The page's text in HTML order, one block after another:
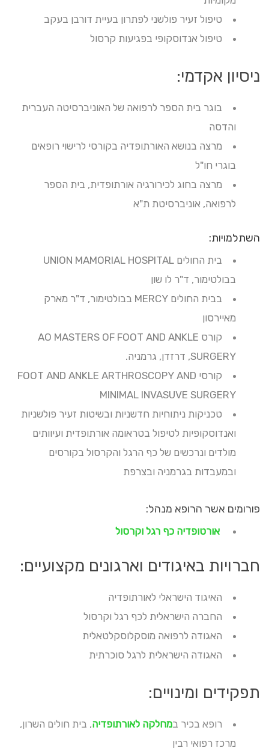
טיפול זעיר פולשני לפתרון בעיית דורבן בעקב
טיפול אנדוסקופי בפגיעות קרסול
ניסיון אקדמי:
בוגר בית הספר לרפואה של האוניברסיטה העברית
והדסה
מרצה בנושא האורתופדיה בקורסי לרישוי רופאים
בוגרי חו"ל
מרצה בחוג לכירורגיה אורתופדית, בית הספר
לרפואה, אוניברסיטת ת"א
השתלמויות:
בית החולים UNION MAMORIAL HOSPITAL
בבולטימור, ד"ר לו שון
בבית החולים MERCY בבולטימור, ד"ר מארק
מאיירסון
קורס AO MASTERS OF FOOT AND ANKLE
SURGERY, דרזדן, גרמניה.
קורסי FOOT AND ANKLE ARTHROSCOPY AND
MINIMAL INVASUVE SURGERY
טכניקות ניתוחיות חדשניות ובשיטות זעיר פולשניות
ואנדוסקופיות לטיפול בטראומה אורתופדית ועיוותים
מולדים ונרכשים של כף הרגל והקרסול בקורסים
ובמעבדות בגרמניה ובצרפת
פורומים אשר הרופא מנהל:
אורטופדיה כף רגל וקרסול
חברויות באיגודים וארגונים מקצועיים:
האיגוד הישראלי לאורתופדיה
החברה הישראלית לכף רגל וקרסול
האגודה לרפואה מוסקלוסקלטאלית
האגודה הישראלית לרגל סוכרתית
תפקידים ומינויים:
רופא בכיר במחלקה לאורתופדיה, בית חולים השרון,
מרכז רפואי רבין